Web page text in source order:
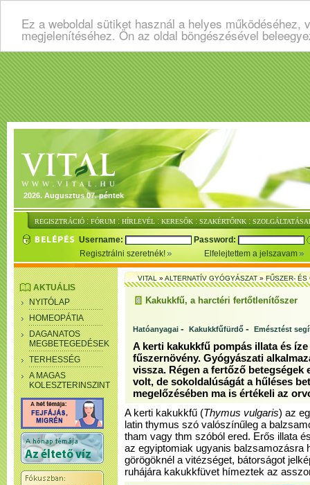
Ez a weboldal sütiket használ a helyes
megjelenítéséhez. Ön az oldal böngészésével
2026. Augusztus 07. péntek
REGISZTRÁCIÓ : FÓRUM : HÍRLEVÉL : KERESŐK : SZAKÉRTŐINK :
Username:
Password:
Regisztrálni szeretnék!
Elfelejtettem a jelszavam
AKTUÁLIS
NYITÓLAP
HOMEOPÁTIA
DAGANATOS
MEGBETEGEDÉSEK
TERHESSÉG
A MAGAS
KOLESZTERINSZINT
VITAL»ALTERNATÍV GYÓGYÁSZAT»FŰSZER- ÉS
Kakukkfű, a harctéri fertőtlenítőszer
Hatóanyagai - Kakukkfűfürdő - Emésztést
A kerti kakukkfű pompás illata és
fűszernövény. Gyógyászati
vissza. Régen a fertőző
volt, de sokoldalúságát a hűléses
megelőzésében ma is értékeli az
A kerti kakukkfű (Thymus vulgaris) az
latin thymus szó valószínűleg a
tham vagy thm szóból ered. Erős illata
az egyiptomiak ugyanis balzsamozásra
görögöknél a vitézséget, bátorságot
ruhájára kakukkfüvet hímeztek az